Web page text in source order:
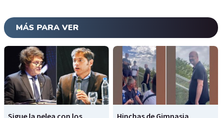
MÁS PARA VER